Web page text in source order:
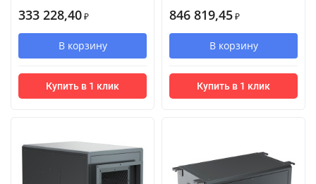
333 228,40 ₽
В корзину
Купить в 1 клик
846 819,45 ₽
В корзину
Купить в 1 клик